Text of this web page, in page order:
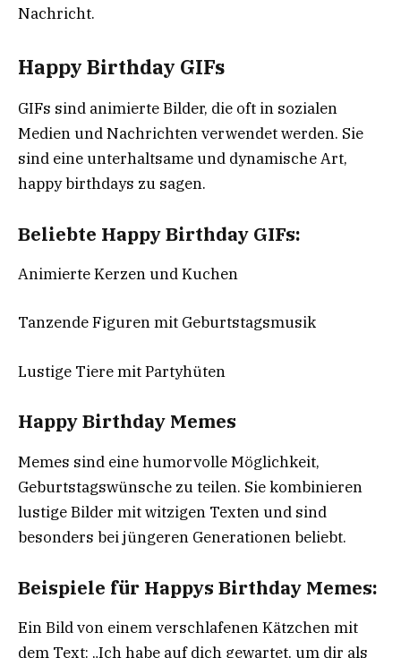
Nachricht.
Happy Birthday GIFs
GIFs sind animierte Bilder, die oft in sozialen
Medien und Nachrichten verwendet werden. Sie
sind eine unterhaltsame und dynamische Art,
happy birthdays zu sagen.
Beliebte Happy Birthday GIFs:
Animierte Kerzen und Kuchen
Tanzende Figuren mit Geburtstagsmusik
Lustige Tiere mit Partyhüten
Happy Birthday Memes
Memes sind eine humorvolle Möglichkeit,
Geburtstagswünsche zu teilen. Sie kombinieren
lustige Bilder mit witzigen Texten und sind
besonders bei jüngeren Generationen beliebt.
Beispiele für Happys Birthday Memes:
Ein Bild von einem verschlafenen Kätzchen mit
dem Text: „Ich habe auf dich gewartet, um dir als